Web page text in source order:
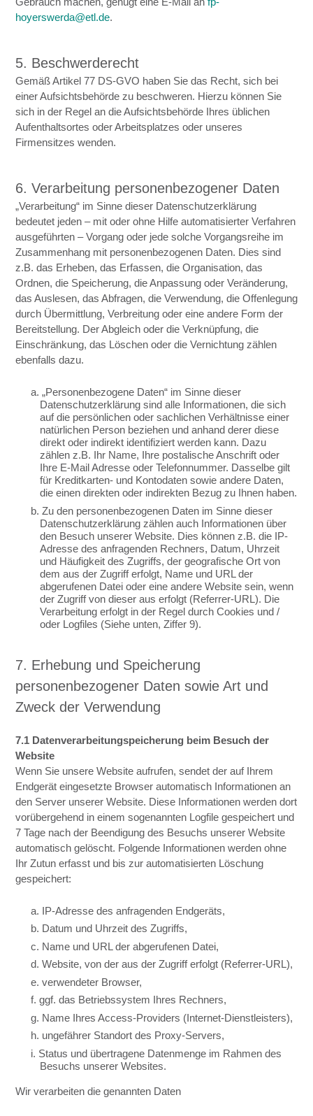
hoyerswerda@etl.de.
5. Beschwerderecht
Gemäß Artikel 77 DS-GVO haben Sie das Recht, sich bei
einer Aufsichtsbehörde zu beschweren. Hierzu können Sie
sich in der Regel an die Aufsichtsbehörde Ihres üblichen
Aufenthaltsortes oder Arbeitsplatzes oder unseres
Firmensitzes wenden.
6. Verarbeitung personenbezogener Daten
„Verarbeitung“ im Sinne dieser Datenschutzerklärung
bedeutet jeden – mit oder ohne Hilfe automatisierter Verfahren
ausgeführten – Vorgang oder jede solche Vorgangsreihe im
Zusammenhang mit personenbezogenen Daten. Dies sind
z.B. das Erheben, das Erfassen, die Organisation, das
Ordnen, die Speicherung, die Anpassung oder Veränderung,
das Auslesen, das Abfragen, die Verwendung, die Offenlegung
durch Übermittlung, Verbreitung oder eine andere Form der
Bereitstellung. Der Abgleich oder die Verknüpfung, die
Einschränkung, das Löschen oder die Vernichtung zählen
ebenfalls dazu.
a. „Personenbezogene Daten“ im Sinne dieser
Datenschutzerklärung sind alle Informationen, die sich
auf die persönlichen oder sachlichen Verhältnisse einer
natürlichen Person beziehen und anhand derer diese
direkt oder indirekt identifiziert werden kann. Dazu
zählen z.B. Ihr Name, Ihre postalische Anschrift oder
Ihre E-Mail Adresse oder Telefonnummer. Dasselbe gilt
für Kreditkarten- und Kontodaten sowie andere Daten,
die einen direkten oder indirekten Bezug zu Ihnen haben.
b. Zu den personenbezogenen Daten im Sinne dieser
Datenschutzerklärung zählen auch Informationen über
den Besuch unserer Website. Dies können z.B. die IP-
Adresse des anfragenden Rechners, Datum, Uhrzeit
und Häufigkeit des Zugriffs, der geografische Ort von
dem aus der Zugriff erfolgt, Name und URL der
abgerufenen Datei oder eine andere Website sein, wenn
der Zugriff von dieser aus erfolgt (Referrer-URL). Die
Verarbeitung erfolgt in der Regel durch Cookies und /
oder Logfiles (Siehe unten, Ziffer 9).
7. Erhebung und Speicherung
personenbezogener Daten sowie Art und
Zweck der Verwendung
7.1 Datenverarbeitungspeicherung beim Besuch der
Website
Wenn Sie unsere Website aufrufen, sendet der auf Ihrem
Endgerät eingesetzte Browser automatisch Informationen an
den Server unserer Website. Diese Informationen werden dort
vorübergehend in einem sogenannten Logfile gespeichert und
7 Tage nach der Beendigung des Besuchs unserer Website
automatisch gelöscht. Folgende Informationen werden ohne
Ihr Zutun erfasst und bis zur automatisierten Löschung
gespeichert:
a. IP-Adresse des anfragenden Endgeräts,
b. Datum und Uhrzeit des Zugriffs,
c. Name und URL der abgerufenen Datei,
d. Website, von der aus der Zugriff erfolgt (Referrer-URL),
e. verwendeter Browser,
f. ggf. das Betriebssystem Ihres Rechners,
g. Name Ihres Access-Providers (Internet-Dienstleisters),
h. ungefährer Standort des Proxy-Servers,
i. Status und übertragene Datenmenge im Rahmen des
Besuchs unserer Websites.
Wir verarbeiten die genannten Daten